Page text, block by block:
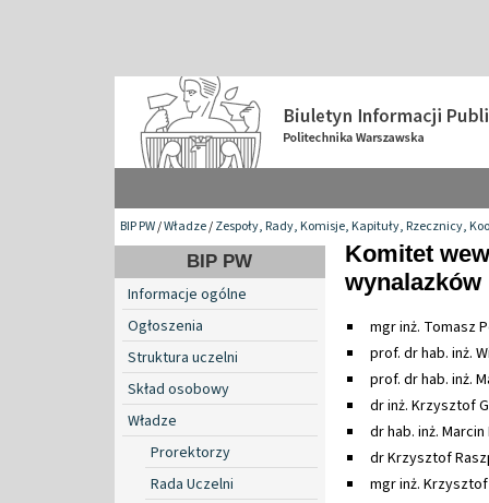
BIP PW/Władze/Zespoły, Rady, Komisje, Kapituły, Rzecznicy,
BIP PW
Informacje ogólne
Ogłoszenia
Struktura uczelni
Skład osobowy
Władze
Prorektorzy
Rada Uczelni
Komitet
wynalazków
mgr inż. Tomasz
prof. dr hab. inż.
prof. dr hab. inż.
dr inż. Krzysztof
dr hab. inż.
dr Krzysztof
mgr inż.